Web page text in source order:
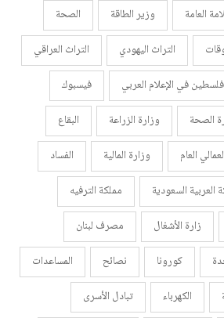
العامة وزير الطاقة
الصحة
التراث اليهودي
التراث العراقي
فلسطين في الإعلام العربي
فيسبوك
الصحة وزارة الزراعة
البقاع
العام وزارة المالية
الفساد
العربية السعودية
مملكة الترفيه
زارة الأشغال
مصرف لبنان
كورونا نصائح
المساعدات
الكهرباء
تبادل الأسرى